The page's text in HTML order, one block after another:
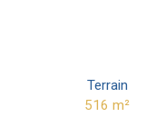
Terrain
516m²